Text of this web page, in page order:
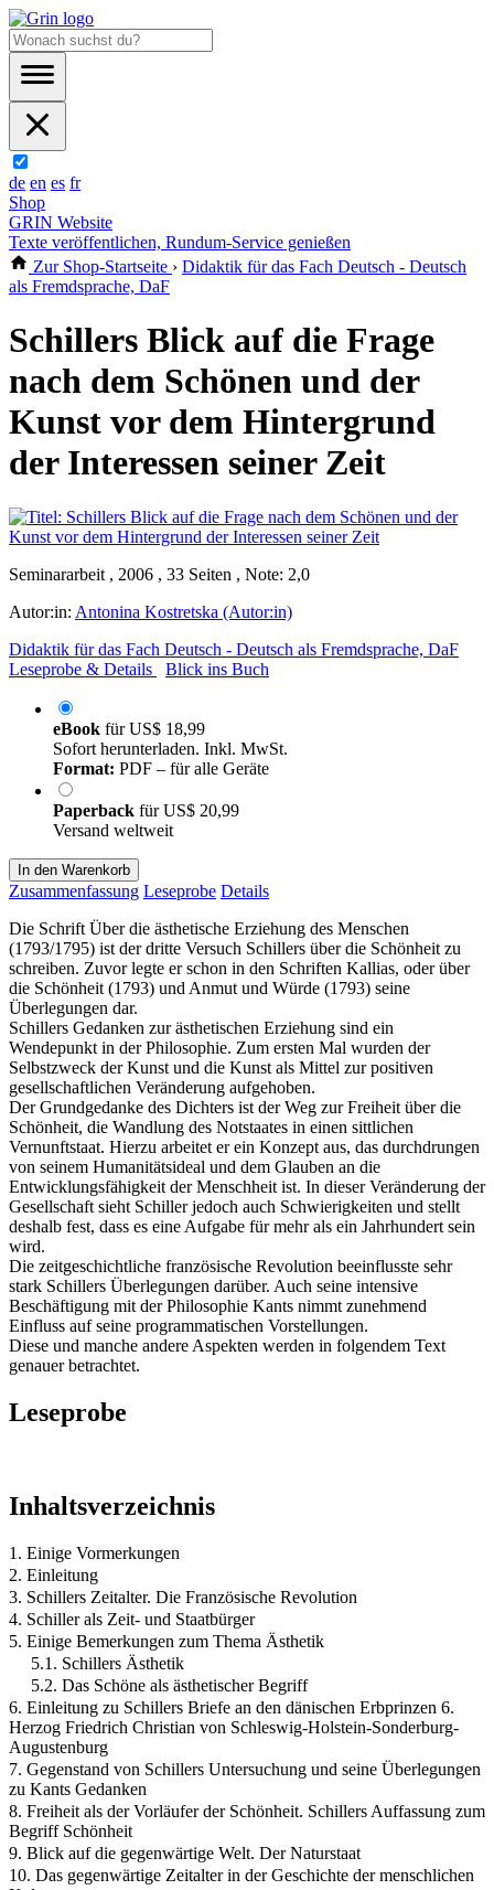
de en es fr
Shop
GRIN Website
Texte veröffentlichen, Rundum-Service genießen
Zur Shop-Startseite › Didaktik für das Fach Deutsch - Deutsch
als Fremdsprache, DaF
Schillers Blick auf die Frage
nach dem Schönen und der
Kunst vor dem Hintergrund
der Interessen seiner Zeit
Seminararbeit , 2006 , 33 Seiten , Note: 2,0
Autor:in: Antonina Kostretska (Autor:in)
Didaktik für das Fach Deutsch - Deutsch als Fremdsprache, DaF
Leseprobe & Details
Blick ins Buch
eBook fürUS$ 18,99
Sofort herunterladen. Inkl. MwSt.
Format: PDF – für alle Geräte
Paperback fürUS$ 20,99
Versand weltweit
In den Warenkorb
Zusammenfassung Leseprobe Details
Die Schrift Über die ästhetische Erziehung des Menschen
(1793/1795) ist der dritte Versuch Schillers über die Schönheit zu
schreiben. Zuvor legte er schon in den Schriften Kallias, oder über
die Schönheit (1793) und Anmut und Würde (1793) seine
Überlegungen dar.
Schillers Gedanken zur ästhetischen Erziehung sind ein
Wendepunkt in der Philosophie. Zum ersten Mal wurden der
Selbstzweck der Kunst und die Kunst als Mittel zur positiven
gesellschaftlichen Veränderung aufgehoben.
Der Grundgedanke des Dichters ist der Weg zur Freiheit über die
Schönheit, die Wandlung des Notstaates in einen sittlichen
Vernunftstaat. Hierzu arbeitet er ein Konzept aus, das durchdrungen
von seinem Humanitätsideal und dem Glauben an die
Entwicklungsfähigkeit der Menschheit ist. In dieser Veränderung der
Gesellschaft sieht Schiller jedoch auch Schwierigkeiten und stellt
deshalb fest, dass es eine Aufgabe für mehr als ein Jahrhundert sein
wird.
Die zeitgeschichtliche französische Revolution beeinflusste sehr
stark Schillers Überlegungen darüber. Auch seine intensive
Beschäftigung mit der Philosophie Kants nimmt zunehmend
Einfluss auf seine programmatischen Vorstellungen.
Diese und manche andere Aspekten werden in folgendem Text
genauer betrachtet.
Leseprobe
Inhaltsverzeichnis
1. Einige Vormerkungen
2. Einleitung
3. Schillers Zeitalter. Die Französische Revolution
4. Schiller als Zeit- und Staatbürger
5. Einige Bemerkungen zum Thema Ästhetik
5.1. Schillers Ästhetik
5.2. Das Schöne als ästhetischer Begriff
6. Einleitung zu Schillers Briefe an den dänischen Erbprinzen 6.
Herzog Friedrich Christian von Schleswig-Holstein-Sonderburg-
Augustenburg
7. Gegenstand von Schillers Untersuchung und seine Überlegungen
zu Kants Gedanken
8. Freiheit als der Vorläufer der Schönheit. Schillers Auffassung zum
Begriff Schönheit
9. Blick auf die gegenwärtige Welt. Der Naturstaat
10. Das gegenwärtige Zeitalter in der Geschichte der menschlichen